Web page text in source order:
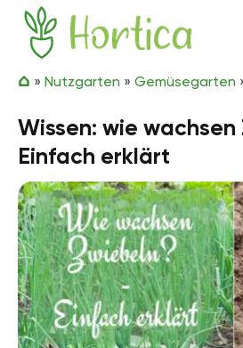
Zum Inhalt springen
Hortica
» Nutzgarten » Gemüsegarten
Wissen: wie wachsen
Einfach erklärt